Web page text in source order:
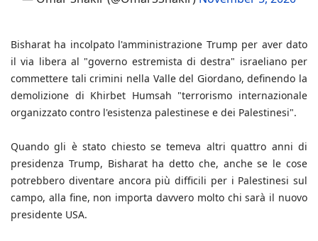
Bisharat ha incolpato l'amministrazione Trump per aver dato
il via libera al "governo estremista di destra" israeliano per
commettere tali crimini nella Valle del Giordano, definendo la
demolizione di Khirbet Humsah "terrorismo internazionale
organizzato contro l'esistenza palestinese e dei Palestinesi".
Quando gli è stato chiesto se temeva altri quattro anni di
presidenza Trump, Bisharat ha detto che, anche se le cose
potrebbero diventare ancora più difficili per i Palestinesi sul
campo, alla fine, non importa davvero molto chi sarà il nuovo
presidente USA.